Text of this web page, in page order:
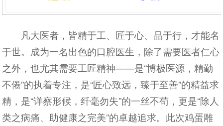
凡大医者，皆精于工、匠于心、品于行，才能名
于世。成为一名出色的口腔医生，除了需要医者仁心
之外，也尤其需要工匠精神——是“博极医源，精勤
不倦”的执着专注，是“匠心致远，臻于至善”的精益求
精，是“详察形候，纤毫勿失”的一丝不苟，更是“除人
类之病痛、助健康之完美”的卓越追求。此次鸡蛋雕